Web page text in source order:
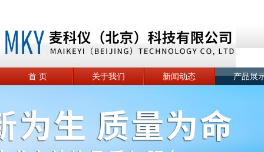
首 页 关于我们 新闻动态 产品展